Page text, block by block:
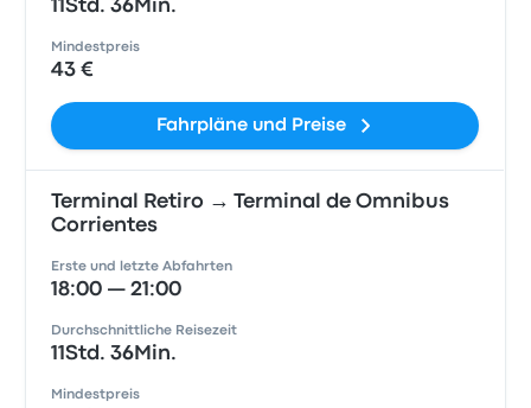
11Std. 36Min.
Mindestpreis
43 €
Fahrpläne und Preise
Terminal Retiro → Terminal de Omnibus
Corrientes
Erste und letzte Abfahrten
18:00 — 21:00
Durchschnittliche Reisezeit
11Std. 36Min.
Mindestpreis